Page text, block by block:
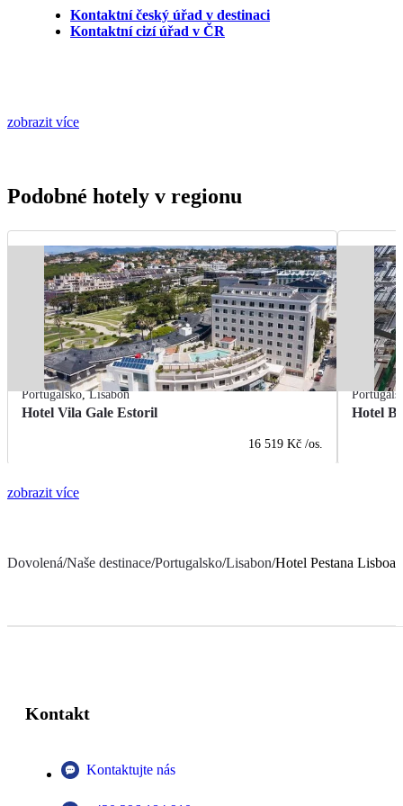
Kontaktní český úřad v destinaci
Kontaktní cizí úřad v ČR
zobrazit více
Podobné hotely v regionu
Portugalsko ,Lisabon
Hotel Vila Gale Estoril
16 519 Kč /os.
Hotel
zobrazit více
Dovolená/Naše destinace/Portugalsko/Lisabon/Hotel Pestana Lisboa
Kontakt
Kontaktujte nás